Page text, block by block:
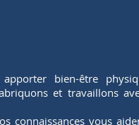
bien-être
et travaillons
connaissances vous